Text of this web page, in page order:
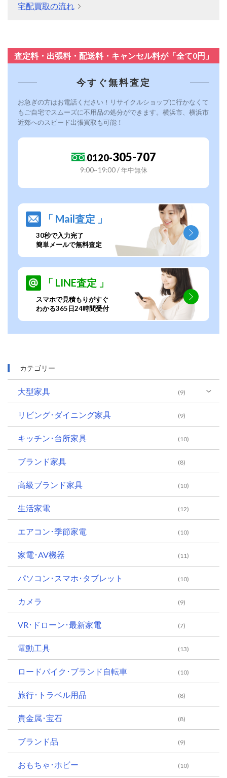
宅配買取の流れ
査定料・出張料・配送料・キャンセル料が「全て0円」
今すぐ無料査定
お急ぎの方はお電話ください！リサイクルショップに行かなくて
もご自宅でスムーズに不用品の処分ができます。横浜市、横浜市
近郊へのスピード出張買取も可能！
0120-305-707
9:00~19:00 / 年中無休
「 Mail査定 」
30秒で入力完了
簡単メールで無料査定
「 LINE査定 」
スマホで見積もりがすぐ
わかる365日24時間受付
カテゴリー
大型家具 (9)
リビング･ダイニング家具 (9)
キッチン･台所家具 (10)
ブランド家具 (8)
高級ブランド家具 (10)
生活家電 (12)
エアコン･季節家電 (10)
家電･AV機器 (11)
パソコン･スマホ･タブレット (10)
カメラ (9)
VR･ドローン･最新家電 (7)
電動工具 (13)
ロードバイク･ブランド自転車 (10)
旅行･トラベル用品 (8)
貴金属･宝石 (8)
ブランド品 (9)
おもちゃ･ホビー (10)